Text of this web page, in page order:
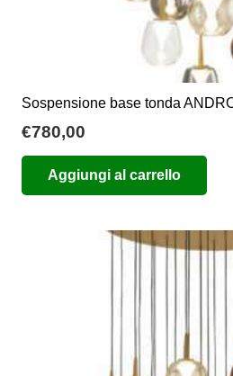
Sospensione base tonda
€780,00
Aggiungi al carrello